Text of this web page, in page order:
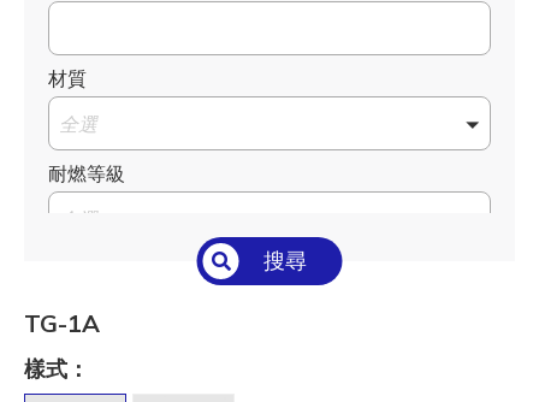
材質
全選
耐燃等級
全選
全選
長 L mm / inch
搜尋
TG-1A
樣式：